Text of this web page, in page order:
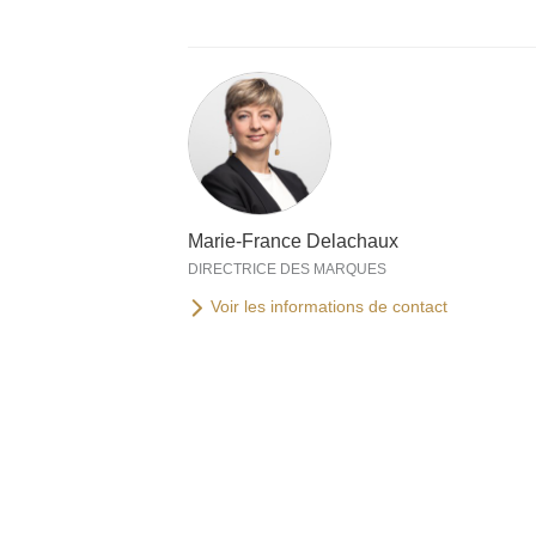
Marie-France Delachaux
DIRECTRICE DES MARQUES
Voir les informations de contact